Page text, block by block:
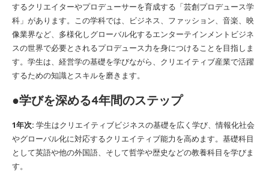
するクリエイターやプロデューサーを育成する「芸創プロデュース学
科」があります。この学科では、ビジネス、ファッション、音楽、映
像業界など、多様化しグローバル化するエンターテインメントビジネ
スの世界で必要とされるプロデュース力を身につけることを目指しま
す。学生は、経営学の基礎を学びながら、クリエイティブ産業で活躍
するための知識とスキルを磨きます。
●学びを深める4年間のステップ
1年次: 学生はクリエイティブビジネスの基礎を広く学び、情報化社会
やグローバル化に対応するクリエイティブ能力を高めます。基礎科目
として英語や他の外国語、そして哲学や歴史などの教養科目を学びま
す。